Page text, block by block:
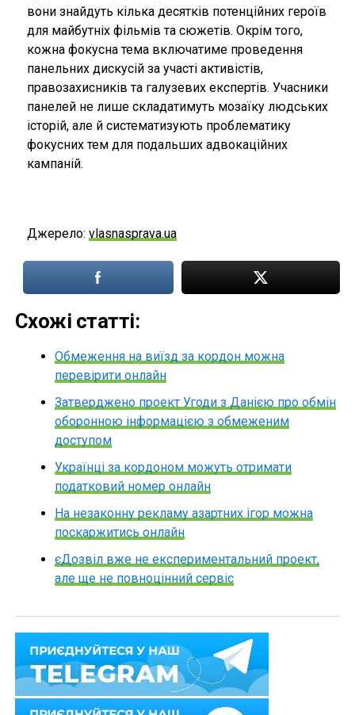
вони знайдуть кілька десятків потенційних героїв
для майбутніх фільмів та сюжетів. Окрім того,
кожна фокусна тема включатиме проведення
панельних дискусій за участі активістів,
правозахисників та галузевих експертів. Учасники
панелей не лише складатимуть мозаїку людських
історій, але й систематизують проблематику
фокусних тем для подальших адвокаційних
кампаній.
Джерело: vlasnasprava.ua
Схожі статті:
Обмеження на виїзд за кордон можна
перевірити онлайн
Затверджено проект Угоди з Данією про обмін
оборонною інформацією з обмеженим
доступом
Українці за кордоном можуть отримати
податковий номер онлайн
На незаконну рекламу азартних ігор можна
поскаржитись онлайн
єДозвіл вже не експериментальний проект,
але ще не повноцінний сервіс